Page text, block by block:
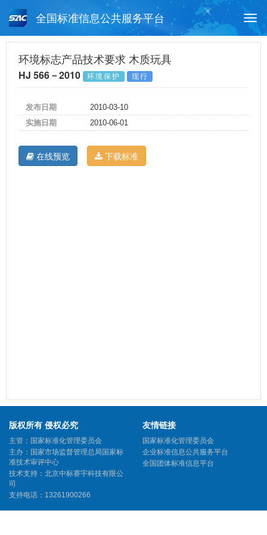
全国标准信息公共服务平台
月报查询 标准公告查询
环境标志产品技术要求 木质玩具
HJ 566－2010 环境保护 现行
发布日期
2010-03-10
实施日期
2010-06-01
在线预览 下载标准
版权所有 侵权必究
主管：国家标准化管理委员会
主办：国家市场监督管理总局国家标
准技术审评中心
技术支持：北京中标赛宇科技有限公
司
支持电话：13261900266
友情链接
国家标准化管理委员会
企业标准信息公共服务平台
全国团体标准信息平台